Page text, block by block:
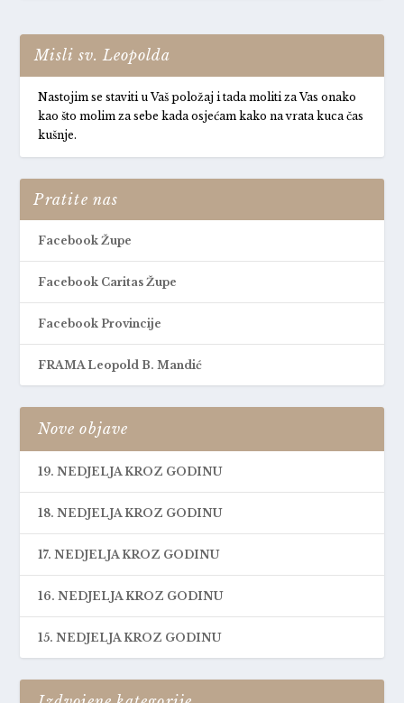
Misli sv. Leopolda
Nastojim se staviti u Vaš položaj i tada moliti za Vas onako
kao što molim za sebe kada osjećam kako na vrata kuca čas
kušnje.
Pratite nas
Facebook Župe
Facebook Caritas Župe
Facebook Provincije
FRAMA Leopold B. Mandić
Nove objave
19. NEDJELJA KROZ GODINU
18. NEDJELJA KROZ GODINU
17. NEDJELJA KROZ GODINU
16. NEDJELJA KROZ GODINU
15. NEDJELJA KROZ GODINU